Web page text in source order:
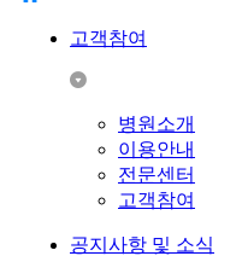
고객참여
병원소개
이용안내
전문센터
고객참여
공지사항 및 소식